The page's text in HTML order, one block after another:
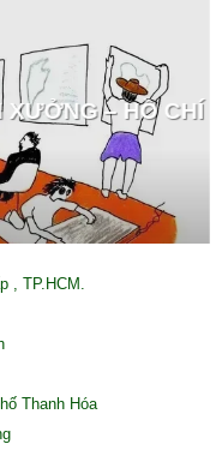
XƯỞNG – HỒ CHÍ
, TP.HCM.
Thanh Hóa